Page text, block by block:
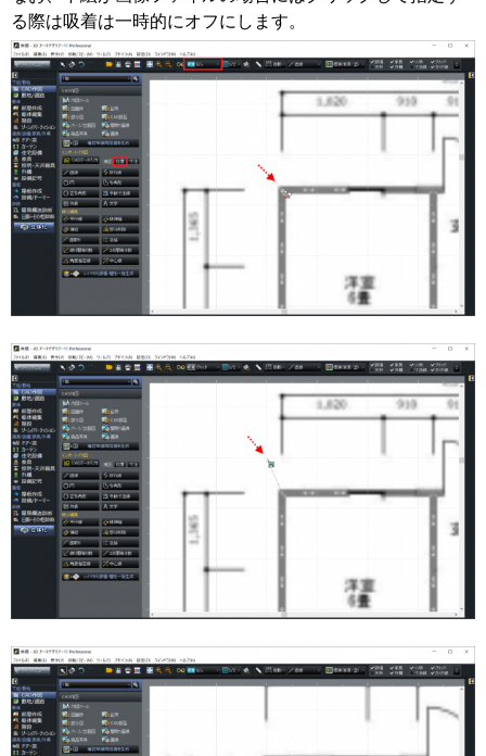
る際は吸着は一時的にオフにします。